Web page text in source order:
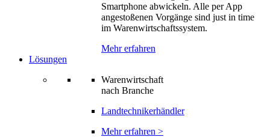
Smartphone abwickeln. Alle per App
angestoßenen Vorgänge sind just in time
im Warenwirtschaftssystem.
Mehr erfahren
Lösungen
Warenwirtschaft
nach Branche
Landtechnikerhändler
Mehr erfahren >